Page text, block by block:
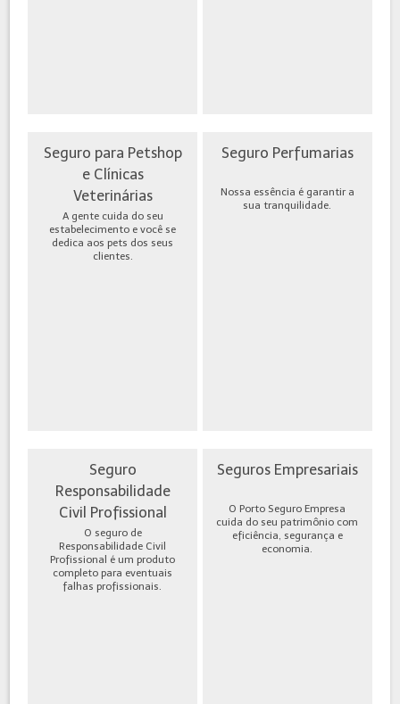
Seguro para Petshop
e Clínicas
Veterinárias
A gente cuida do seu
estabelecimento e você se
dedica aos pets dos seus
clientes.
Seguro Perfumarias
Nossa essência é garantir a
sua tranquilidade.
Seguro
Responsabilidade
Civil Profissional
O seguro de
Responsabilidade Civil
Profissional é um produto
completo para eventuais
falhas profissionais.
Seguros Empresariais
O Porto Seguro Empresa
cuida do seu patrimônio com
eficiência, segurança e
economia.